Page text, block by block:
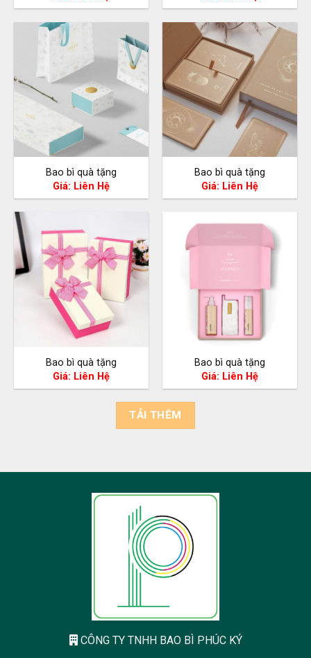
Bao bì quà tặng
Giá: Liên Hệ
Bao bì quà tặng
Giá: Liên Hệ
Bao bì quà tặng
Giá: Liên Hệ
Bao bì quà tặng
Giá: Liên Hệ
TẢI THÊM
CÔNG TY TNHH BAO BÌ PHÚC KÝ